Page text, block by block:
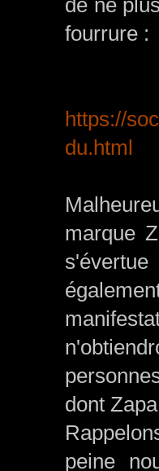
de ne
fourrure :
https://
du.html
marque
dont
peine